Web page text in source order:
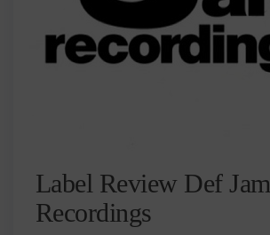
Label Review Def Jam
Recordings